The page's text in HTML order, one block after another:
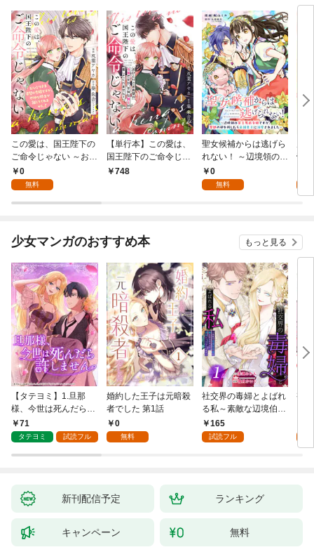
この愛は、国王陛下の
ご命令じゃない ～おひ
とりさま希望の令嬢で
すが、不仲な騎士が離
話
0
無料
【単行本】この愛は、
国王陛下のご命令じゃ
ない ～おひとりさま希
748
聖女候補からは逃げら
れない！ ～辺境領の貧
乏男爵令嬢ですが、聖
獣の卵を孵したら帝国
0
無料
帝
少女マンガのおすすめ本 もっと見る
【タテヨミ】1.旦那
様、今世は死んだら許
しません
71
タテヨミ 試読フル
婚約した王子は元暗殺
者でした 第1話
0
無料
社交界の毒婦とよばれ
る私～素敵な辺境伯令
息に腕を折られたの
で、責任とってもらい
165
試読フル
視
新刊配信予定 ランキング
キャンペーン 無料